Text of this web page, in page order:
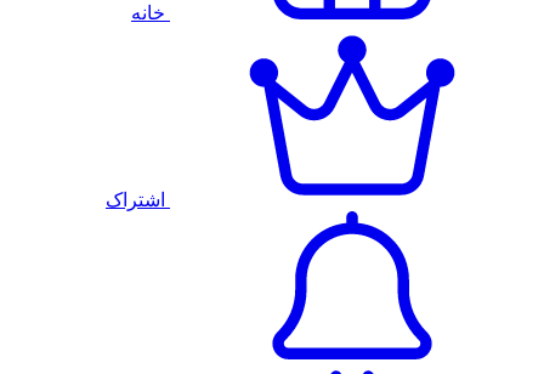
خانه
اشتراک